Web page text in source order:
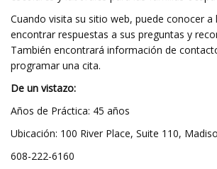
Cuando visita su sitio web, puede conocer a
encontrar respuestas a sus preguntas y
También encontrará información de
programar una cita.
De un vistazo:
Años de Práctica: 45 años
Ubicación: 100 River Place, Suite 110,
608-222-6160